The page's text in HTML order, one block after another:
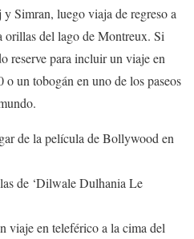
Simran, luego viaja de regreso a
orillas del lago de Montreux. Si
reserve para incluir un viaje en
un tobogán en uno de los paseos
de la película de Bollywood en
de ‘Dilwale Dulhania Le
viaje en teleférico a la cima del